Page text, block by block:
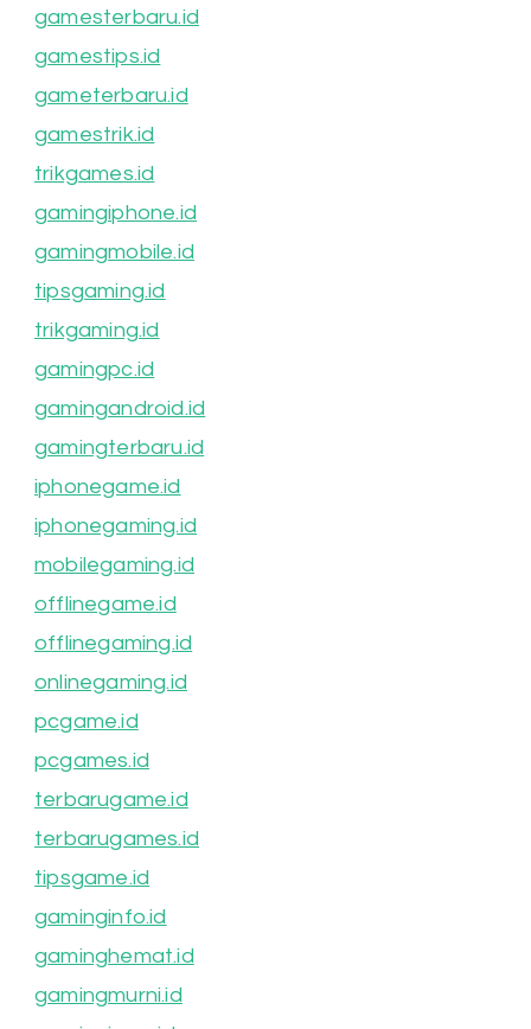
gamesterbaru.id
gamestips.id
gameterbaru.id
gamestrik.id
trikgames.id
gamingiphone.id
gamingmobile.id
tipsgaming.id
trikgaming.id
gamingpc.id
gamingandroid.id
gamingterbaru.id
iphonegame.id
iphonegaming.id
mobilegaming.id
offlinegame.id
offlinegaming.id
onlinegaming.id
pcgame.id
pcgames.id
terbarugame.id
terbarugames.id
tipsgame.id
gaminginfo.id
gaminghemat.id
gamingmurni.id